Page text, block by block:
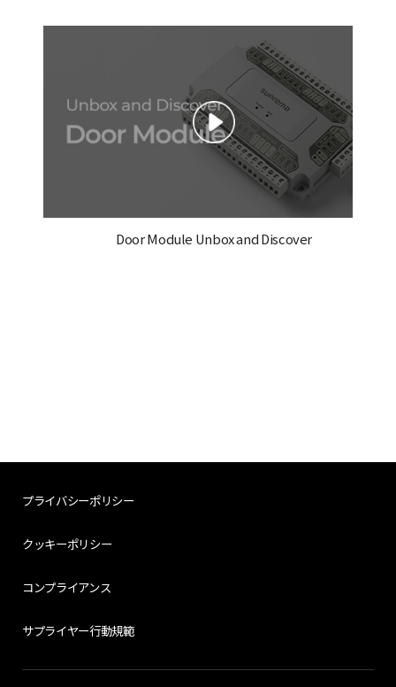
Door Module Unbox and Discover
プライバシーポリシー
クッキーポリシー
コンプライアンス
サプライヤー行動規範